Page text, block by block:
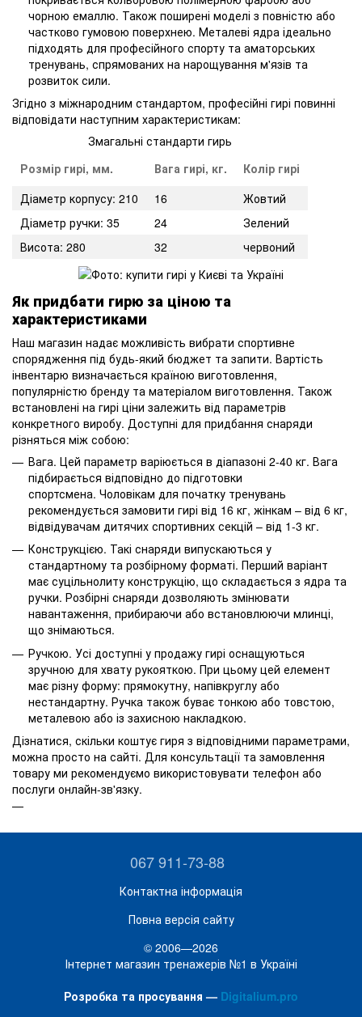
чорною емаллю. Також поширені моделі з повністю або
частково гумовою поверхнею. Металеві ядра ідеально
підходять для професійного спорту та аматорських
тренувань, спрямованих на нарощування м'язів та
розвиток сили.
Згідно з міжнародним стандартом, професійні гирі повинні
відповідати наступним характеристикам:
Змагальні стандарти гирь
Розмір гирі, мм.
Вага гирі, кг.
Колір гирі
Діаметр корпусу: 210
16
Жовтий
Діаметр ручки: 35
24
Зелений
Висота: 280
32 червоний
Як придбати гирю за ціною та
характеристиками
Наш магазин надає можливість вибрати спортивне
спорядження під будь-який бюджет та запити. Вартість
інвентарю визначається країною виготовлення,
популярністю бренду та матеріалом виготовлення. Також
встановлені на гирі ціни залежить від параметрів
конкретного виробу. Доступні для придбання снаряди
різняться між собою:
Вага. Цей параметр варіюється в діапазоні 2-40 кг. Вага
підбирається відповідно до підготовки
спортсмена. Чоловікам для початку тренувань
рекомендується замовити гирі від 16 кг, жінкам – від 6 кг,
відвідувачам дитячих спортивних секцій – від 1-3 кг.
Конструкцією. Такі снаряди випускаються у
стандартному та розбірному форматі. Перший варіант
має суцільнолиту конструкцію, що складається з ядра та
ручки. Розбірні снаряди дозволяють змінювати
навантаження, прибираючи або встановлюючи млинці,
що знімаються.
Ручкою. Усі доступні у продажу гирі оснащуються
зручною для хвату рукояткою. При цьому цей елемент
має різну форму: прямокутну, напівкруглу або
нестандартну. Ручка також буває тонкою або товстою,
металевою або із захисною накладкою.
Дізнатися, скільки коштує гиря з відповідними параметрами,
можна просто на сайті. Для консультації та замовлення
товару ми рекомендуємо використовувати телефон або
послуги онлайн-зв'язку.
067 911-73-88
Контактна інформація
Повна версія сайту
© 2006—2026
Інтернет магазин тренажерів №1 в Україні
Розробка та просування — Digitalium.pro